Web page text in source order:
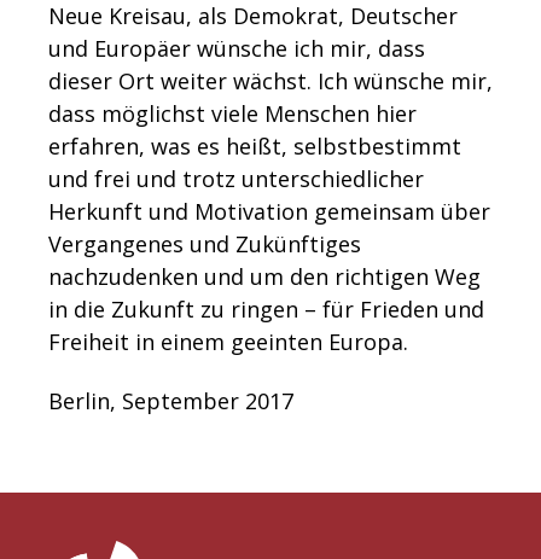
Neue Kreisau, als Demokrat, Deutscher
und Europäer wünsche ich mir, dass
dieser Ort weiter wächst. Ich wünsche mir,
dass möglichst viele Menschen hier
erfahren, was es heißt, selbstbestimmt
und frei und trotz unterschiedlicher
Herkunft und Motivation gemeinsam über
Vergangenes und Zukünftiges
nachzudenken und um den richtigen Weg
in die Zukunft zu ringen – für Frieden und
Freiheit in einem geeinten Europa.
Berlin, September 2017